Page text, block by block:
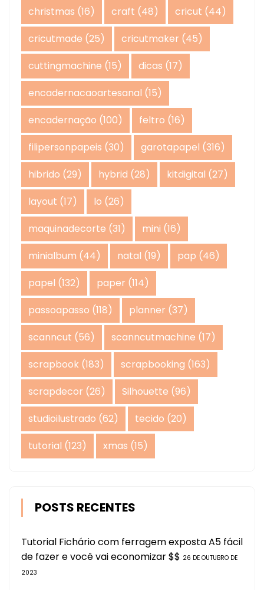
christmas (16) craft (48) cricut (44)
cricutmade (25) cricutmaker (45)
cuttingmachine (15) dicas (17)
encadernacaoartesanal (15)
encadernação (100) feltro (16)
filipersonpapeis (30) garotapapel (316)
hibrido (29) hybrid (28) kitdigital (27)
layout (17) lo (26)
maquinadecorte (31) mini (16)
minialbum (44) natal (19) pap (46)
papel (132) paper (114)
passoapasso (118) planner (37)
scanncut (56) scanncutmachine (17)
scrapbook (183) scrapbooking (163)
scrapdecor (26) Silhouette (96)
studioilustrado (62) tecido (20)
tutorial (123) xmas (15)
POSTS RECENTES
Tutorial Fichário com ferragem exposta A5 fácil
de fazer e você vai economizar $$ 26 DE OUTUBRO DE
2023